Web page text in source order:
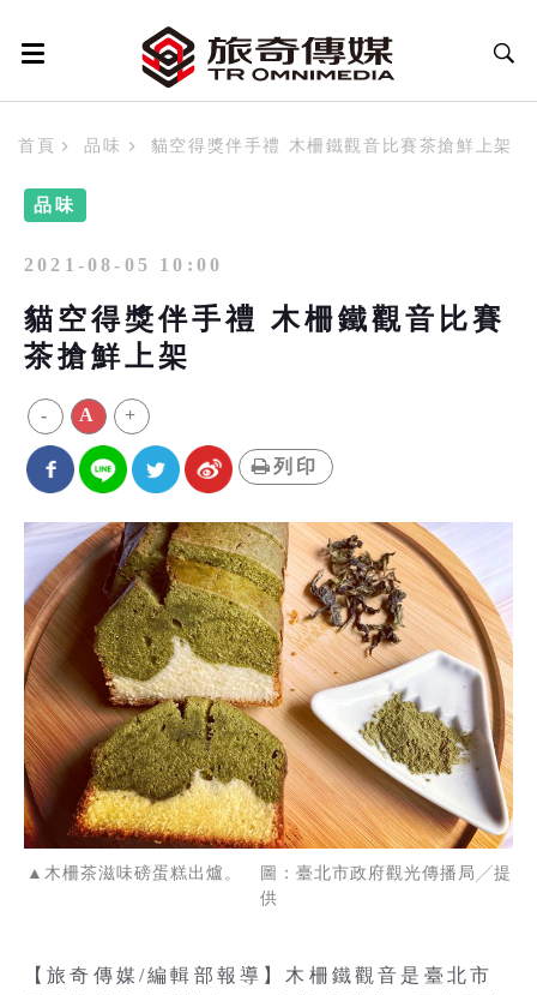
首頁 品味 貓空得獎伴手禮 木柵鐵觀音比賽茶搶鮮上架
品味
2021-08-05 10:00
貓空得獎伴手禮 木柵鐵觀音比賽
茶搶鮮上架
- A +
列印
▲木柵茶滋味磅蛋糕出爐。 圖：臺北市政府觀光傳播局╱提
供
【旅奇傳媒/編輯部報導】木柵鐵觀音是臺北市